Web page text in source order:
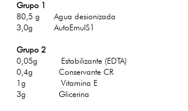
Grupo 1
80,5 g Agua desionizada
3,0g AutoEmulS1
Grupo 2
0,05g Estabilizante (EDTA)
0,4g Conservante CR
1g Vitamina E
3g Glicerina